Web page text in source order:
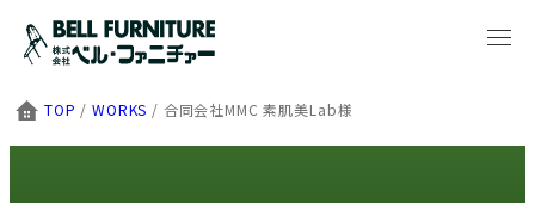
TOP /WORKS / 合同会社MMC 素肌美Lab様